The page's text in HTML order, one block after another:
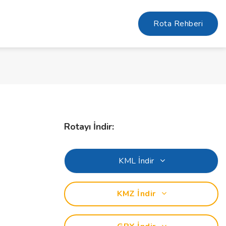
Rota Rehberi
Rotayı İndir:
KML İndir
KMZ İndir